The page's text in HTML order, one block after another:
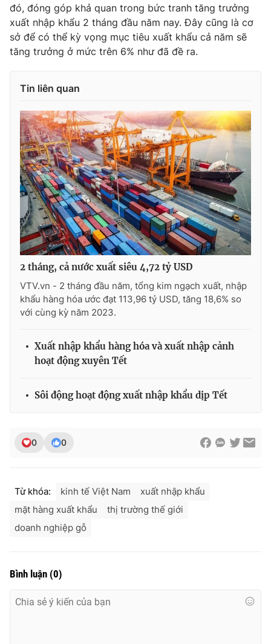
đó, đóng góp khả quan trong bức tranh tăng trưởng
xuất nhập khẩu 2 tháng đầu năm nay. Đây cũng là cơ
sở để có thể kỳ vọng mục tiêu xuất khẩu cả năm sẽ
tăng trưởng ở mức trên 6% như đã đề ra.
Tin liên quan
2 tháng, cả nước xuất siêu 4,72 tỷ USD
VTV.vn - 2 tháng đầu năm, tổng kim ngạch xuất, nhập
khẩu hàng hóa ước đạt 113,96 tỷ USD, tăng 18,6% so
với cùng kỳ năm 2023.
Xuất nhập khẩu hàng hóa và xuất nhập cảnh
hoạt động xuyên Tết
Sôi động hoạt động xuất nhập khẩu dịp Tết
0 0
Từ khóa: kinh tế Việt Nam
xuất nhập khẩu
mặt hàng xuất khẩu
thị trường thế giới
doanh nghiệp gỗ
Bình luận (0)